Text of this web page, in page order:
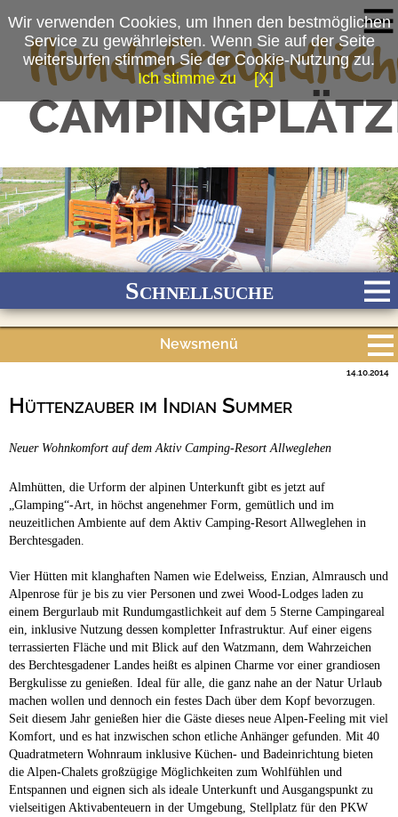
Schnellsuche
Ganzjährig geöffnet
Newsmenü
Campingplätze
Camping & Caravan
Touristik
Hüttenzauber im Indian Summer
14.10.2014
Neuer Wohnkomfort auf dem Aktiv Camping-Resort Allweglehen
Almhütten, die Urform der alpinen Unterkunft gibt es jetzt auf
„Glamping“-Art, in höchst angenehmer Form, gemütlich und im
neuzeitlichen Ambiente auf dem Aktiv Camping-Resort Allweglehen in
Berchtesgaden.
Vier Hütten mit klanghaften Namen wie Edelweiss, Enzian, Almrausch und
Alpenrose für je bis zu vier Personen und zwei Wood-Lodges laden zu
einem Bergurlaub mit Rundumgastlichkeit auf dem 5 Sterne Campingareal
ein, inklusive Nutzung dessen kompletter Infrastruktur. Auf einer eigens
terrassierten Fläche und mit Blick auf den Watzmann, dem Wahrzeichen
des Berchtesgadener Landes heißt es alpinen Charme vor einer grandiosen
Bergkulisse zu genießen. Ideal für alle, die ganz nahe an der Natur Urlaub
machen wollen und dennoch ein festes Dach über dem Kopf bevorzugen.
Seit diesem Jahr genießen hier die Gäste dieses neue Alpen-Feeling mit viel
Komfort, und es hat inzwischen schon etliche Anhänger gefunden. Mit 40
Quadratmetern Wohnraum inklusive Küchen- und Badeinrichtung bieten
die Alpen-Chalets großzügige Möglichkeiten zum Wohlfühlen und
Entspannen und eignen sich als ideale Unterkunft und Ausgangspunkt zu
vielseitigen Aktivabenteuern in der Umgebung, Stellplatz für den PKW
Wir verwenden Cookies, um Ihnen den bestmöglichen
Service zu gewährleisten. Wenn Sie auf der Seite
weitersurfen stimmen Sie der Cookie-Nutzung zu.
Ich stimme zu
[X]